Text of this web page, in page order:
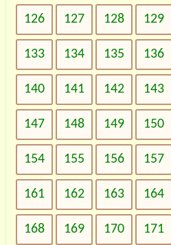
126 127 128 129
133 134 135 136
140 141 142 143
147 148 149 150
154 155 156 157
161 162 163 164
168 169 170 171